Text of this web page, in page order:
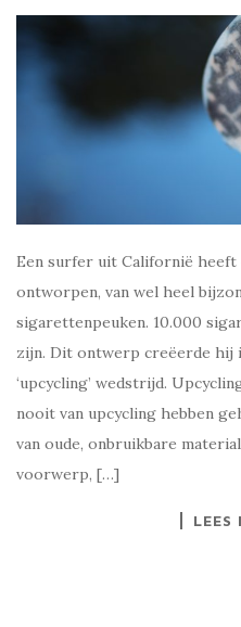
Een surfer uit Californië heeft
ontworpen, van wel heel
sigarettenpeuken. 10.000
zijn. Dit ontwerp creëerde hij
‘upcycling’ wedstrijd.
nooit van upcycling hebben
van oude, onbruikbare
voorwerp, […]
LEES